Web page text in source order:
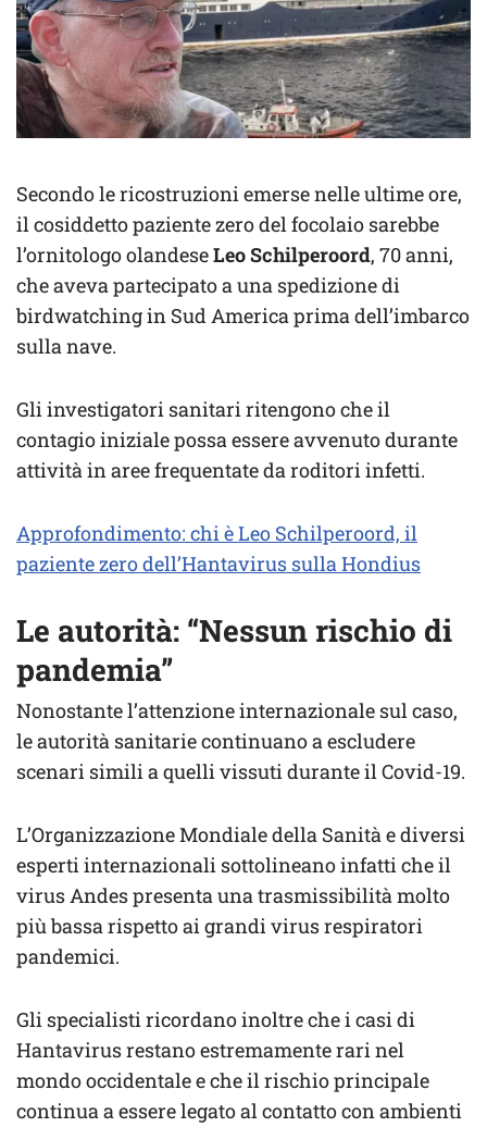
Secondo le ricostruzioni emerse nelle ultime ore,
il cosiddetto paziente zero del focolaio sarebbe
l’ornitologo olandeseLeo Schilperoord, 70 anni,
che aveva partecipato a una spedizione di
birdwatching in Sud America prima dell’imbarco
sulla nave.
Gli investigatori sanitari ritengono che il
contagio iniziale possa essere avvenuto durante
attività in aree frequentate da roditori infetti.
Approfondimento: chi è Leo Schilperoord, il
paziente zero dell’Hantavirus sulla Hondius
Le autorità: “Nessun rischio di
pandemia”
Nonostante l’attenzione internazionale sul caso,
le autorità sanitarie continuano a escludere
scenari simili a quelli vissuti durante il Covid-19.
L’Organizzazione Mondiale della Sanità e diversi
esperti internazionali sottolineano infatti che il
virus Andes presenta una trasmissibilità molto
più bassa rispetto ai grandi virus respiratori
pandemici.
Gli specialisti ricordano inoltre che i casi di
Hantavirus restano estremamente rari nel
mondo occidentale e che il rischio principale
continua a essere legato al contatto con ambienti